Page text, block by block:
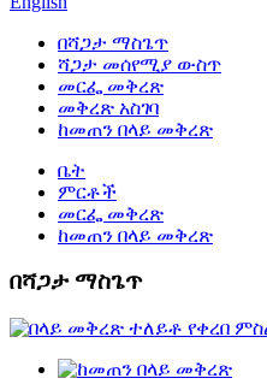
በሻጋታ ማስጌጥ
ሻጋታ መሰየሚያ ውስጥ
መርፌ መቅረጽ
መቅረጽ አስገባ
ከመጠን በላይ መቅረጽ
ቤት
ምርቶች
መርፌ መቅረጽ
ከመጠን በላይ መቅረጽ
በሻጋታ ማስጌጥ